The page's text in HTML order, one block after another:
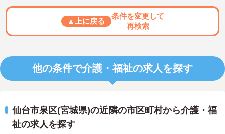
▲上に戻る
条件を変更して
再検索
他の条件で介護・福祉の求人を探す
仙台市泉区(宮城県)の近隣の市区町村から介護・福
祉の求人を探す